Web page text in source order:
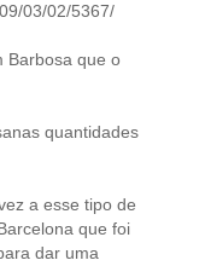
03/02/5367/
Barbosa que o
quantidades
a esse tipo de
que foi
dar uma